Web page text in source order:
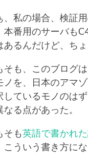
、私の場合、検証
本番用のサーバも
あるんだけど、ち
そも、このブログ
ノを、日本のアマ
しているモノのは
なる点があった。
そも英語で書かれ
こういう書き方にな